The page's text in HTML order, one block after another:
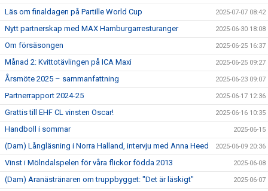
Läs om finaldagen på Partille World Cup 2025-07-07 08:42
Nytt partnerskap med MAX Hamburgarresturanger 2025-06-30 18:08
Om försäsongen 2025-06-25 16:37
Månad 2: Kvittotävlingen på ICA Maxi 2025-06-25 09:27
Årsmöte 2025 – sammanfattning 2025-06-23 09:07
Partnerrapport 2024-25 2025-06-17 12:36
Grattis till EHF CL vinsten Oscar! 2025-06-16 10:35
Handboll i sommar 2025-06-15
(Dam) Långläsning i Norra Halland, intervju med Anna Heed 2025-06-09 20:36
Vinst i Mölndalspelen för våra flickor födda 2013 2025-06-08
(Dam) Aranästränaren om truppbygget: "Det är läskigt" 2025-06-07